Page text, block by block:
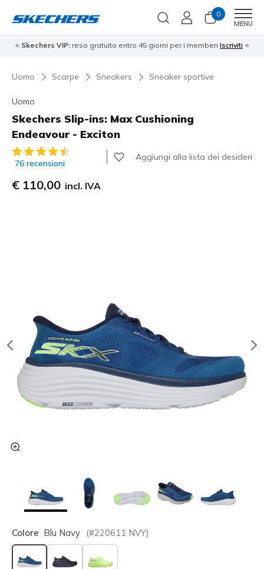
0
MENU
⭐ Skechers VIP: reso gratuito entro 45 giorni per i memberi Iscriviti ⭐
Uomo Scarpe Sneakers Sneaker sportive
Uomo
Skechers Slip-ins: Max Cushioning
Endeavour - Exciton
Valutazione cliente 3,1 su 5
76 recensioni
Aggiungi alla lista dei desideri
€ 110,00 incl. IVA
Colore Blu Navy (#220611 NVY)